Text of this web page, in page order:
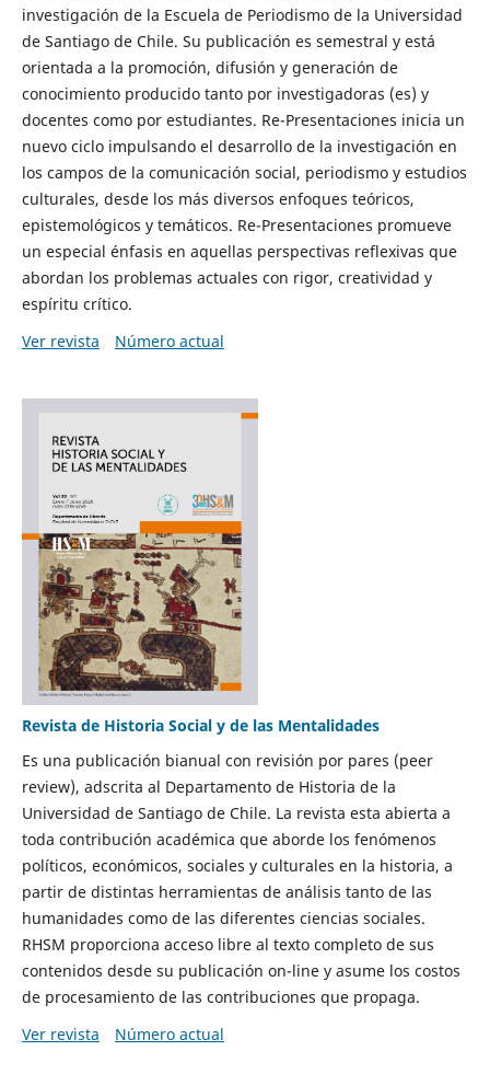
investigación de la Escuela de Periodismo de la Universidad
de Santiago de Chile. Su publicación es semestral y está
orientada a la promoción, difusión y generación de
conocimiento producido tanto por investigadoras (es) y
docentes como por estudiantes. Re-Presentaciones inicia un
nuevo ciclo impulsando el desarrollo de la investigación en
los campos de la comunicación social, periodismo y estudios
culturales, desde los más diversos enfoques teóricos,
epistemológicos y temáticos. Re-Presentaciones promueve
un especial énfasis en aquellas perspectivas reflexivas que
abordan los problemas actuales con rigor, creatividad y
espíritu crítico.
Ver revista
Número actual
Revista de Historia Social y de las Mentalidades
Es una publicación bianual con revisión por pares (peer
review), adscrita al Departamento de Historia de la
Universidad de Santiago de Chile. La revista esta abierta a
toda contribución académica que aborde los fenómenos
políticos, económicos, sociales y culturales en la historia, a
partir de distintas herramientas de análisis tanto de las
humanidades como de las diferentes ciencias sociales.
RHSM proporciona acceso libre al texto completo de sus
contenidos desde su publicación on-line y asume los costos
de procesamiento de las contribuciones que propaga.
Ver revista
Número actual